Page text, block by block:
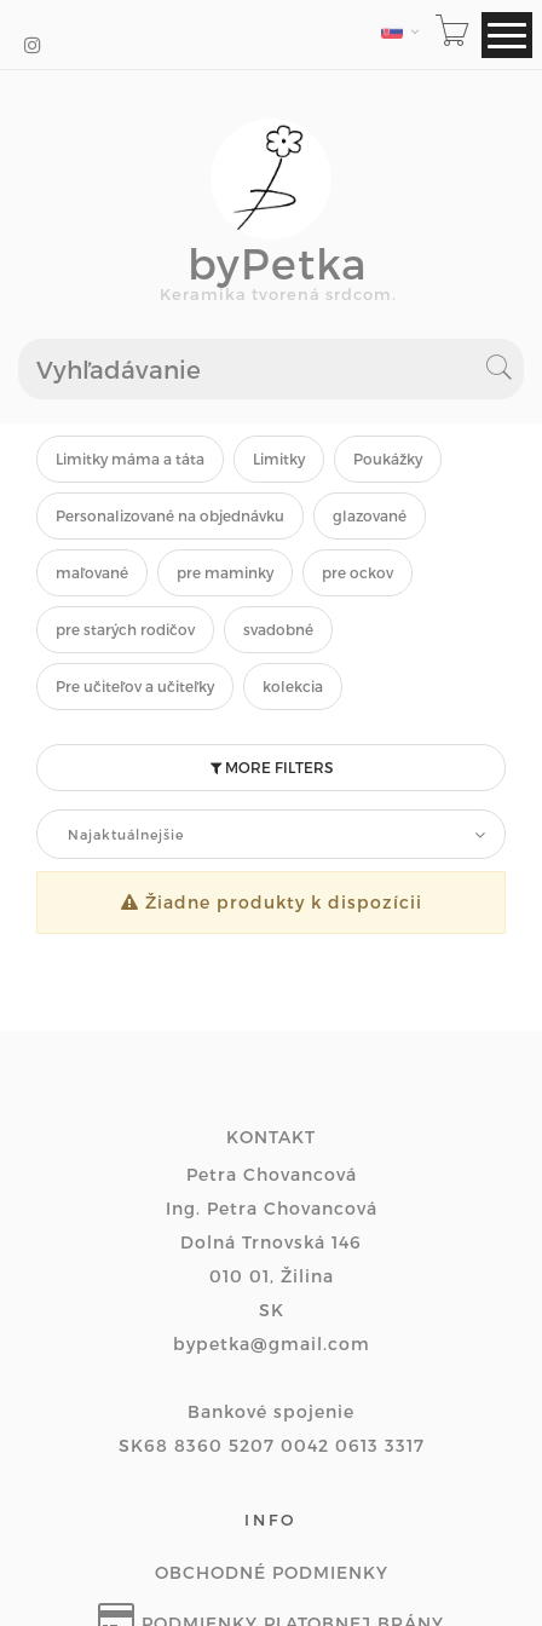
JAZYK
byPetka
Keramika tvorená srdcom.
Limitky máma a táta Limitky Poukážky
Personalizované na objednávku glazované
maľované pre maminky pre ockov
pre starých rodičov svadobné
Pre učiteľov a učiteľky kolekcia
MORE FILTERS
Najaktuálnejšie
Žiadne produkty k dispozícii
KONTAKT
Petra Chovancová
Ing. Petra Chovancová
Dolná Trnovská 146
010 01, Žilina
SK
bypetka@gmail.com
Bankové spojenie
SK68 8360 5207 0042 0613 3317
INFO
OBCHODNÉ PODMIENKY